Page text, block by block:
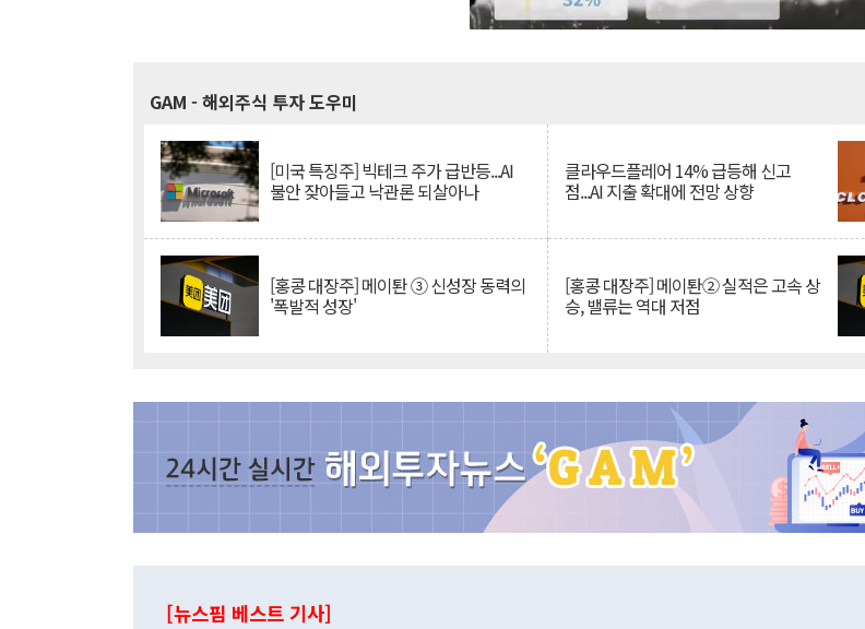
GAM - 해외주식 투자 도우미
[미국 특징주] 빅테크 주가 급반등...AI
불안 잦아들고 낙관론 되살아나
클라우드플레어 14% 급등해 신고
점...AI 지출 확대에 전망 상향
[홍콩 대장주] 메이퇀 ③ 신성장 동력의
'폭발적 성장'
[홍콩 대장주] 메이퇀② 실적은 고속 상
승, 밸류는 역대 저점
[뉴스핌 베스트 기사]